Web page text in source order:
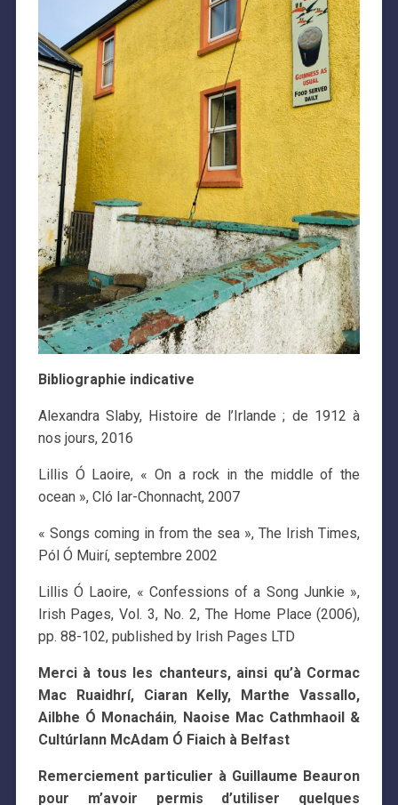
Bibliographie indicative
Alexandra Slaby, Histoire de l’Irlande ; de 1912 à
nos jours, 2016
Lillis Ó Laoire, « On a rock in the middle of the
ocean », Cló Iar-Chonnacht, 2007
« Songs coming in from the sea », The Irish Times,
Pól Ó Muirí, septembre 2002
Lillis Ó Laoire, « Confessions of a Song Junkie »,
Irish Pages, Vol. 3, No. 2, The Home Place (2006),
pp. 88-102, published by Irish Pages LTD
Merci à tous les chanteurs, ainsi qu’à Cormac
Mac Ruaidhrí, Ciaran Kelly, Marthe Vassallo,
Ailbhe Ó Monacháin, Naoise Mac Cathmhaoil &
Cultúrlann McAdam Ó Fiaich à Belfast
Remerciement particulier à Guillaume Beauron
pour m’avoir permis d’utiliser quelques